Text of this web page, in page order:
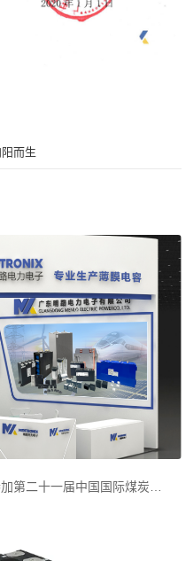
而生
国国际煤炭采矿技术交流及设备展览会